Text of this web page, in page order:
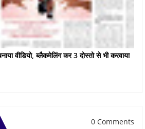
वीडियो, ब्लैकमेलिंग कर 3 दोस्तो से भी करवाया
0 Comments